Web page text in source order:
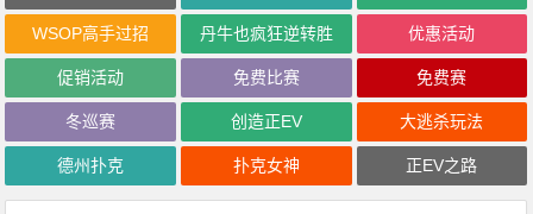
WSOP高手过招 丹牛也疯狂逆转胜 优惠活动
促销活动 免费比赛 免费赛
冬巡赛 创造正EV 大逃杀玩法
德州扑克 扑克女神 正EV之路